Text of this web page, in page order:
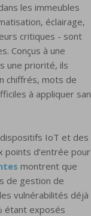
les immeubles
éclairage,
critiques - sont
Conçus à une
une priorité, ils
chiffrés, mots de
à appliquer
IoT et des
points d’entrée pour
montrent que
de gestion de
vulnérabilités déjà
étant exposés